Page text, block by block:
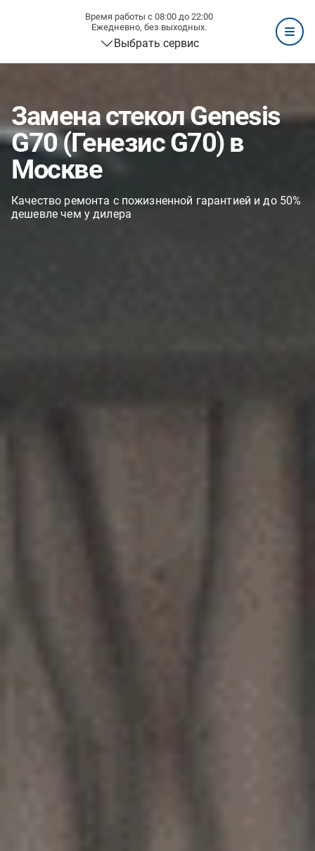
Время работы с 08:00 до 22:00
Ежедневно, без выходных.
Выбрать сервис
Замена стекол Genesis
G70 (Генезис G70) в
Москве
Качество ремонта с пожизненной гарантией и до 50%
дешевле чем у дилера